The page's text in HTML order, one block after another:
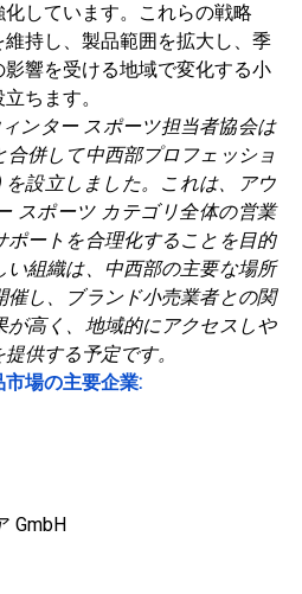
しています。これらの戦略
持し、製品範囲を拡大し、季
響を受ける地域で変化する小
ちます。
ンター スポーツ担当者協会は
合併して中西部プロフェッショ
を設立しました。これは、アウ
スポーツ カテゴリ全体の営業
ポートを合理化することを目的
い組織は、中西部の主要な場所
催し、ブランド小売業者との関
高く、地域的にアクセスしや
供する予定です。
場の主要企業:
GmbH